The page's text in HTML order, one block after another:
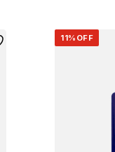
11% OFF